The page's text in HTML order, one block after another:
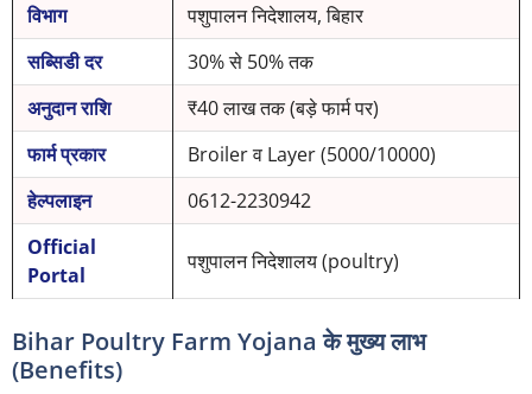
विभाग
पशुपालन निदेशालय, बिहार
सब्सिडी दर
30% से 50% तक
अनुदान राशि
₹40 लाख तक (बड़े फार्म पर)
फार्म प्रकार
Broiler व Layer (5000/10000)
हेल्पलाइन
0612-2230942
Official
Portal
पशुपालन निदेशालय (poultry)
Bihar Poultry Farm Yojana के मुख्य लाभ
(Benefits)